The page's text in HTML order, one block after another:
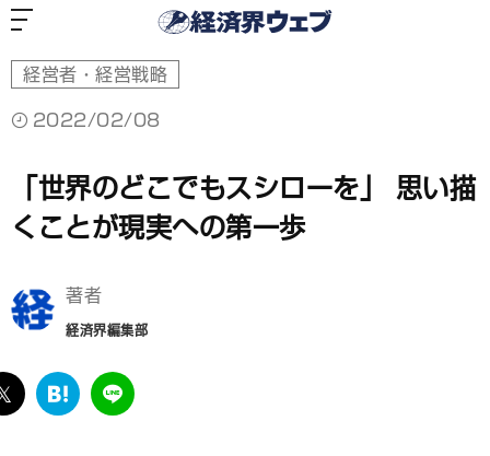
経営者・経営戦略
2022/02/08
「世界のどこでもスシローを」 思い描
くことが現実への第一歩
著者
経済界編集部
twitter
は
LINE